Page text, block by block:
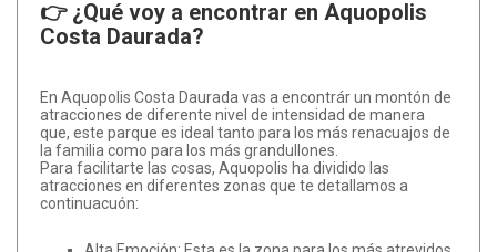
👉 ¿Qué voy a encontrar en Aquopolis
Costa Daurada?
En Aquopolis Costa Daurada vas a encontrár un montón de
atracciones de diferente nivel de intensidad de manera
que, este parque es ideal tanto para los más renacuajos de
la familia como para los más grandullones.
Para facilitarte las cosas, Aquopolis ha dividido las
atracciones en diferentes zonas que te detallamos a
continuacuón: